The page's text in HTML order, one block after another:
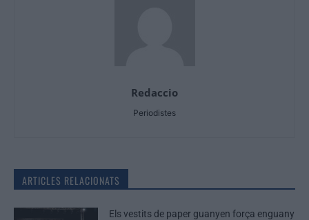
Redaccio
Periodistes
ARTICLES RELACIONATS
Els vestits de paper guanyen força enguany